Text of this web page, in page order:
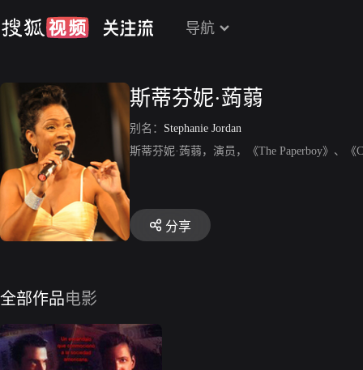
导航
斯蒂芬妮·蒟蒻
别名： Stephanie Jordan
斯蒂芬妮·蒟蒻，演员，《The Paperboy》、《
分享
全部作品电影